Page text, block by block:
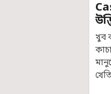
খুব